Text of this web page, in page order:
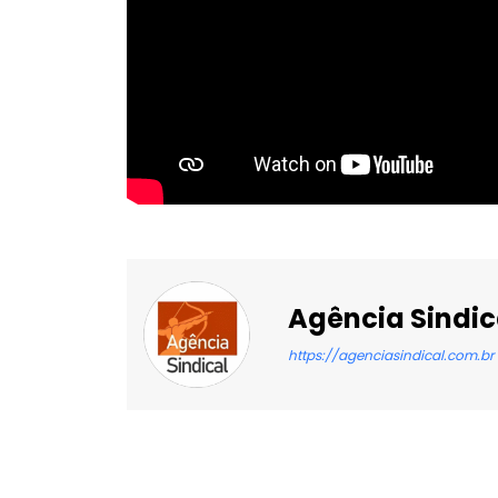
Agência
https://agenciasindical.com.br